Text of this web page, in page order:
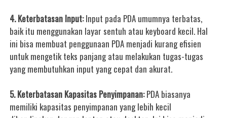
4. Keterbatasan Input:Input pada PDA umumnya terbatas,
baik itu menggunakan layar sentuh atau keyboard kecil. Hal
ini bisa membuat penggunaan PDA menjadi kurang efisien
untuk mengetik teks panjang atau melakukan tugas-tugas
yang membutuhkan input yang cepat dan akurat.
5. Keterbatasan Kapasitas Penyimpanan:PDA biasanya
memiliki kapasitas penyimpanan yang lebih kecil